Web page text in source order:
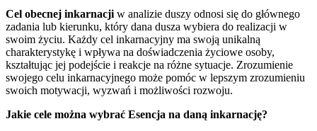
Cel obecnej inkarnacji w analizie duszy odnosi się do głównego
zadania lub kierunku, który dana dusza wybiera do realizacji w
swoim życiu. Każdy cel inkarnacyjny ma swoją unikalną
charakterystykę i wpływa na doświadczenia życiowe osoby,
kształtując jej podejście i reakcje na różne sytuacje. Zrozumienie
swojego celu inkarnacyjnego może pomóc w lepszym zrozumieniu
swoich motywacji, wyzwań i możliwości rozwoju.
Jakie cele można wybrać Esencja na daną inkarnację?